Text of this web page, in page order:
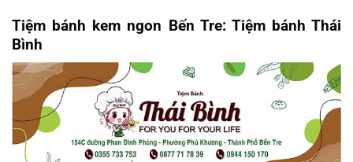
Tiệm bánh kem ngon Bến Tre: Tiệm bánh Thái
Bình